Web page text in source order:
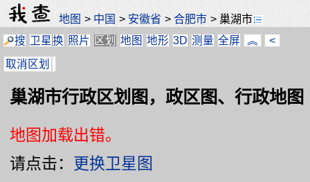
地图 > 中国 > 安徽省 >合肥市 >巢湖市
搜 卫星换 照片 区划 地图 地形 3D 测量 全屏 ︽
<
取消区划
巢湖市行政区划图，政区图、行政地图
地图加载出错。
请点击： 更换卫星图